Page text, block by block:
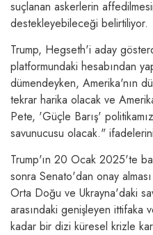
suçlanan askerlerin
destekleyebileceği belirtiliyor.
Trump, Hegseth'i aday
platformundaki hesabından
dümendeyken, Amerika'nın
tekrar harika olacak ve
Pete, 'Güçle Barış'
savunucusu olacak." ifadelerini
Trump'ın 20 Ocak 2025'te
sonra Senato'dan onay
Orta Doğu ve Ukrayna'daki
arasındaki genişleyen ittifaka
kadar bir dizi küresel krizle